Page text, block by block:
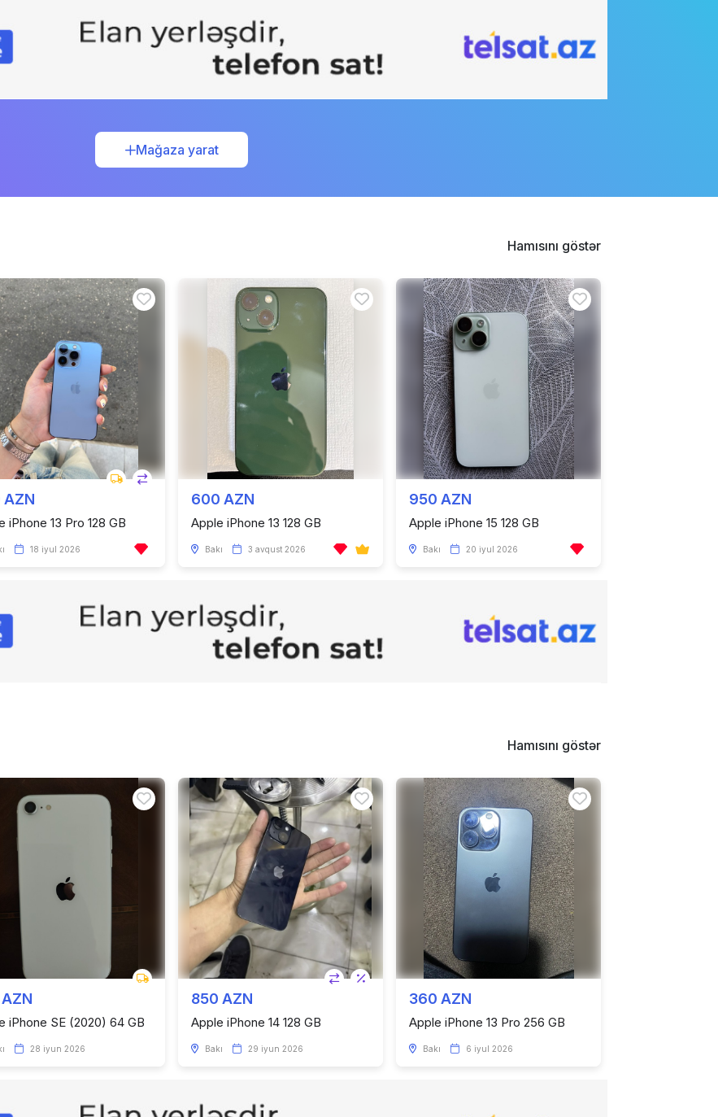
Mağaza yarat
Hamısını göstər
AZN
iPhone 13 Pro 128 GB
18 iyul 2026
600 AZN
Apple iPhone 13 128 GB
Bakı 3 avqust 2026
950 AZN
Apple iPhone 15 128 GB
Bakı 20 iyul 2026
Hamısını göstər
iPhone SE (2020) 64 GB
28 iyun 2026
850 AZN
Apple iPhone 14 128 GB
Bakı 29 iyun 2026
360 AZN
Apple iPhone 13 Pro 256 GB
Bakı 6 iyul 2026